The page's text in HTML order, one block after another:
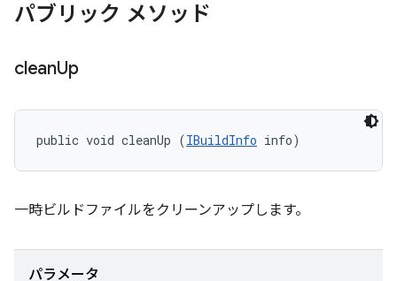
パブリック メソッド
cleanUp
public void cleanUp (IBuildInfo info)
一時ビルドファイルをクリーンアップします。
パラメータ